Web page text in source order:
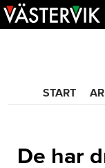
Hoppa
till
Skip
to
Hoppa
till
START
De har